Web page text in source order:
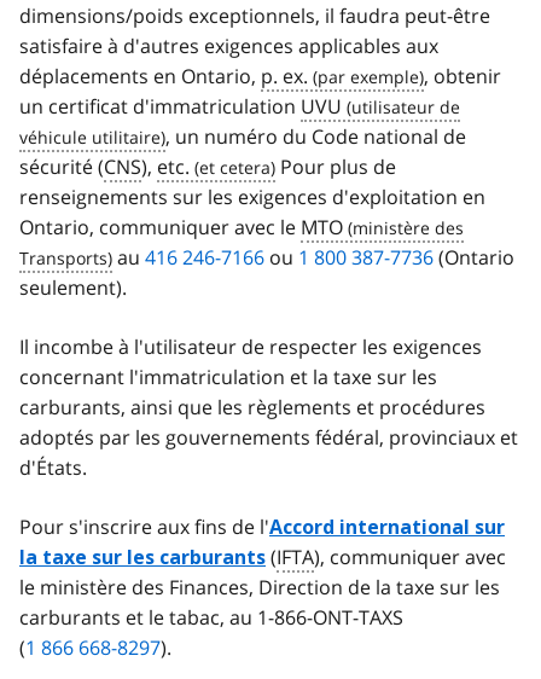
dimensions/poids exceptionnels, il faudra peut-être
satisfaire à d'autres exigences applicables aux
déplacements en Ontario, p. ex.
, obtenir
un certificat d'immatriculation UVU
, un numéro du Code national de
sécurité (CNS), etc.
Pour plus de
renseignements sur les exigences d'exploitation en
Ontario, communiquer avec le MTO
au 416 246-7166 ou 1 800 387-7736(Ontario
seulement).
Il incombe à l'utilisateur de respecter les exigences
concernant l'immatriculation et la taxe sur les
carburants, ainsi que les règlements et procédures
adoptés par les gouvernements fédéral, provinciaux et
d'États.
Pour s'inscrire aux fins de l'Accord international sur
la taxe sur les carburants (IFTA), communiquer avec
le ministère des Finances, Direction de la taxe sur les
carburants et le tabac, au 1-866-ONT-TAXS
(1 866 668-8297).